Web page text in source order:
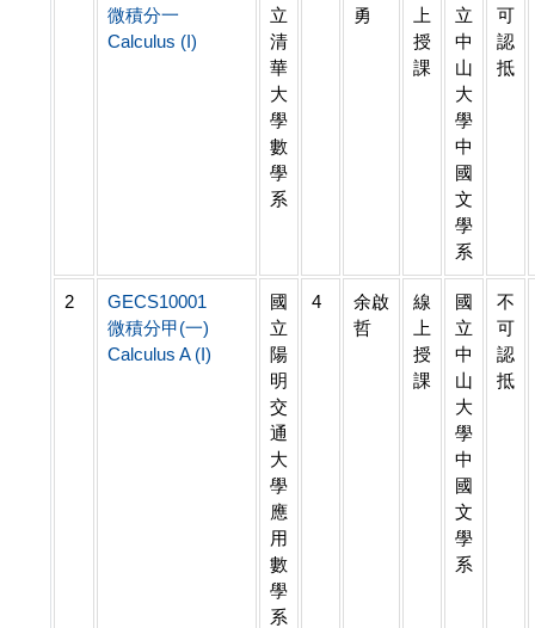
微積分一
Calculus (I)
立
清
華
大
學
數
學
系
勇
上
授
課
立
中
山
大
學
中
國
文
學
系
可
認
抵
2
GECS10001
微積分甲(一)
Calculus A (I)
國
立
陽
明
交
通
大
學
應
用
數
學
系
4
余啟
哲
線
上
授
課
國
立
中
山
大
學
中
國
文
學
系
不
可
認
抵